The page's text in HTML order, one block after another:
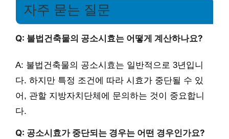
자주 묻는 질문
Q: 불법건축물의 공소시효는 어떻게 계산하나요?
A: 불법건축물의 공소시효는 일반적으로 3년입니
다. 하지만 특정 조건에 따라 시효가 중단될 수 있
어, 관할 지방자치단체에 문의하는 것이 중요합니
다.
Q: 공소시효가 중단되는 경우는 어떤 경우인가요?